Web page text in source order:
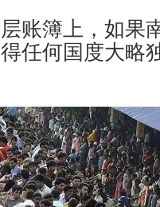
账簿上，如果
任何国度大略